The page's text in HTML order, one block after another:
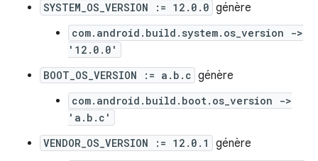
SYSTEM_OS_VERSION := 12.0.0 génère
com.android.build.system.os_version ->
'12.0.0'
BOOT_OS_VERSION := a.b.c génère
com.android.build.boot.os_version ->
'a.b.c'
VENDOR_OS_VERSION := 12.0.1
génère